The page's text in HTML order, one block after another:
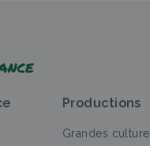
Productions
Grandes